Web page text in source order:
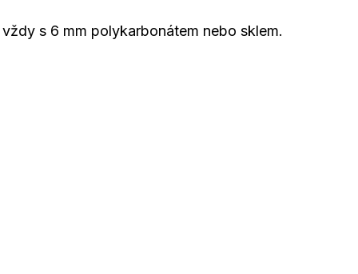
s 6 mm polykarbonátem nebo sklem.
zavlažování, větrání, vytápění, police a opory
s možností větrání s protilehlou stranou). Počet oken
Poloha skleníku hraje také nemalou roli. Pokud
výrobku se raději vyhněte.